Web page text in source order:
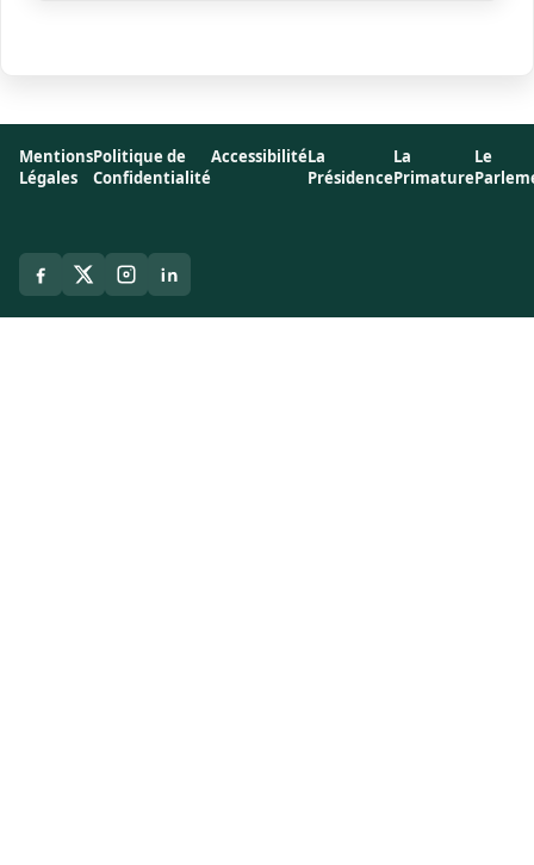
Mentions
Légales
Politique de
Confidentialité
AccessibilitéLa
Présidence
La
Primature
Le